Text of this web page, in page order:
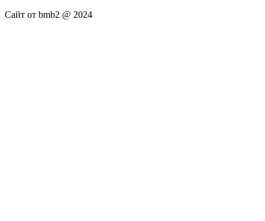
Сайт от bmb2 @ 2024